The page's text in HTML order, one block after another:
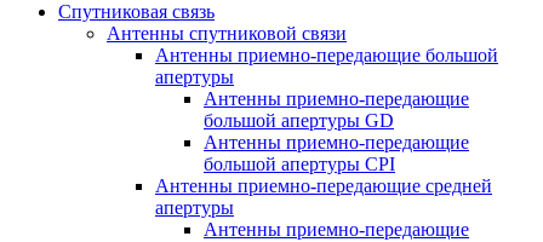
Спутниковая связь
Антенны спутниковой связи
Антенны приемно-передающие большой
апертуры
Антенны приемно-передающие
большой апертуры GD
Антенны приемно-передающие
большой апертуры CPI
Антенны приемно-передающие средней
апертуры
Антенны приемно-передающие